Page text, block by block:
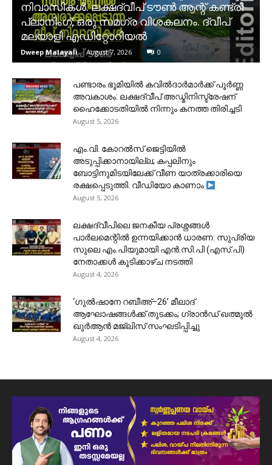
നിവാസികൾ. ലക്ഷദ്വീപ് ടൗൺ ആന്റ് കണ്ട്രി
പ്ലാനിംഗ്; ഒരു സമഗ്ര വിശകലനം. ദ്വീപ്
മലയാളി എഡിറ്റോറിയൽ
Dweep Malayali - August 7, 2026 0
പണ്ടാരം ഭൂമിയിൽ കവിൽദാർമാർക്ക് പൂർണ്ണ
അവകാശം: ലക്ഷദ്വീപ് അഡ്മിനിസ്ട്രേഷന്
ഹൈക്കോടതിയിൽ നിന്നും കനത്ത തിരിച്ചടി
August 5, 2026
​എം.വി. കോറൽസ് ജെട്ടിയിൽ
അടുപ്പിക്കാനായില്ല; കപ്പലിനും
ബോട്ടിനുമിടയിലേക്ക് വീണ യാത്രക്കാരിയെ
രക്ഷപ്പെടുത്തി. വീഡിയോ കാണാം
August 5, 2026
ലക്ഷദ്വീപിലെ ജനകീയ പ്രശ്നങ്ങൾ
പാർലമെന്റിൽ ഉന്നയിക്കാൻ ധാരണ: സുപ്രിയ
സുലെ എം.പിയുമായി എൻ.സി.പി (എസ്.പി)
നേതാക്കൾ കൂടിക്കാഴ്ച നടത്തി
August 4, 2026
‘ഗുൽഷാനേ റബീഅ്–26’ മീലാദ്
ആഘോഷങ്ങൾക്ക് തുടക്കം; ഗ്രാൻഡ് ഖത്മുൽ
ഖുർആൻ മജ്‌ലിസ് സംഘടിപ്പിച്ചു
August 4, 2026